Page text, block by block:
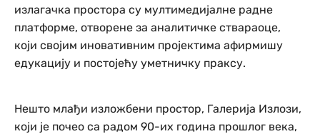
излагачка простора су мултимедијалне радне
платформе, отворене за аналитичке ствараоце,
који својим иновативним пројектима афирмишу
едукацију и постојећу уметничку праксу.
Нешто млађи изложбени простор, Галерија Излози,
који је почео са радом 90-их година прошлог века,